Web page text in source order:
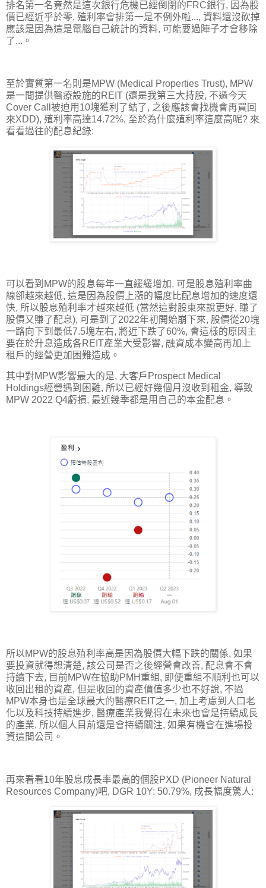
排名第一名竟然是這次銀行危機已經倒閉的FRC銀行, 因為股
價已經近乎於零, 殖利率會排第一是不例外啦..., 資料還沒砍掉
應該是因為這是電腦自己統計的資料, 可能要過陣子才會移除
了...。
至於實質第一名則是MPW (Medical Properties Trust), MPW
是一間提供醫療設施的REIT (還是我第三大持股, 不過今天
Cover Call被迫用10塊獲利了結了, 之後應該會找機會再買回
來XDD), 殖利率高達14.72%, 至於為什麼殖利率這麼高呢? 來
看看過往的配息紀錄:
可以看到MPW的股息每年一直緩緩增加, 可是股息殖利率曲
線卻越來越低, 這是因為股價上漲的幅度比配息增加的速度還
快, 所以股息殖利率才越來越低 (當然這對股東來說更好, 賺了
股價又賺了配息), 可是到了2022年初開始崩下來, 股價從20塊
一路向下到最低7.5塊左右, 將近下跌了60%, 會這樣的原因主
要在於升息造成各REIT產業大受影響, 融資成本變高再加上
租戶的經營更加困難造成。
其中對MPW影響最大的是, 大客戶Prospect Medical
Holdings經營遇到困難, 所以已經好幾個月沒收到租金, 導致
MPW 2022 Q4虧損, 最近幾季都是用自己的本金配息。
所以MPW的股息殖利率高是因為股價大幅下跌的關係, 如果
要投資就得想清楚, 該公司是否之後經營會改善, 配息會不會
持續下去, 目前MPW在協助PMH重組, 即便重組不順利也可以
收回出租的資產, 但是收回的資產價值多少也不好說, 不過
MPW本身也是全球最大的醫療REIT之一, 加上考慮到人口老
化以及科技持續進步, 醫療產業我覺得在未來也會是持續成長
的產業, 所以個人目前還是會持續關注, 如果有機會在進場投
資這間公司。
再來看看10年股息成長率最高的個股PXD (Pioneer Natural
Resources Company)吧, DGR 10Y: 50.79%, 成長幅度驚人: